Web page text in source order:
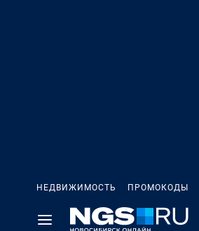
НЕДВИЖИМОСТЬ ПРОМОКОДЫ